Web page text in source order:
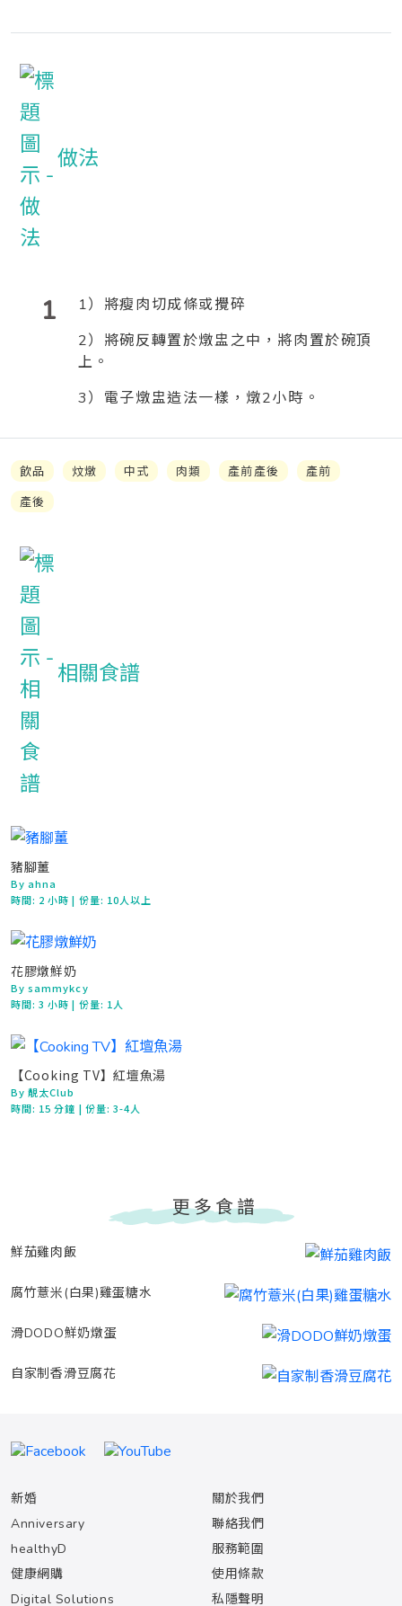
做法
1
1）將瘦肉切成條或攪碎
2）將碗反轉置於燉盅之中，將肉置於碗頂
上。
3）電子燉盅造法一樣，燉2小時。
飲品 炆燉 中式 肉類 產前產後
產前
產後
相關食譜
豬腳薑
By ahna
時間: 2 小時| 份量: 10人以上
花膠燉鮮奶
By sammykcy
時間:3 小時| 份量: 1人
【Cooking TV】紅壇魚湯
By 靚太Club
時間: 15 分鐘 | 份量: 3-4人
更多食譜
鮮茄雞肉飯
腐竹薏米(白果)雞蛋糖水
滑DODO鮮奶燉蛋
自家制香滑豆腐花
新婚
Anniversary
healthyD
健康網購
Digital Solutions
關於我們
聯絡我們
服務範圍
使用條款
私隱聲明